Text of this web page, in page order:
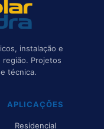
instalação e
região. Projetos
técnica.
APLICAÇÕES
Residencial